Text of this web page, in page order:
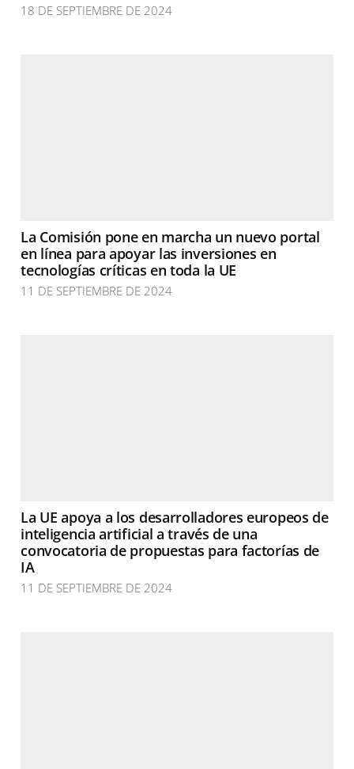
18 DE SEPTIEMBRE DE 2024
La Comisión pone en marcha un nuevo portal
en línea para apoyar las inversiones en
tecnologías críticas en toda la UE
11 DE SEPTIEMBRE DE 2024
La UE apoya a los desarrolladores europeos de
inteligencia artificial a través de una
convocatoria de propuestas para factorías de
IA
11 DE SEPTIEMBRE DE 2024